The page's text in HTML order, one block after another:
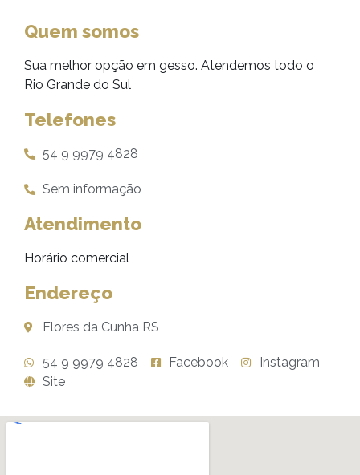
Quem somos
Sua melhor opção em gesso. Atendemos todo o
Rio Grande do Sul
Telefones
54 9 9979 4828
Sem informação
Atendimento
Horário comercial
Endereço
Flores da Cunha RS
54 9 9979 4828 Facebook
Instagram
Site